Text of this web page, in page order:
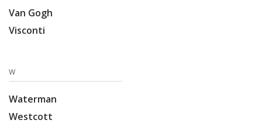
Van Gogh
Visconti
W
Waterman
Westcott